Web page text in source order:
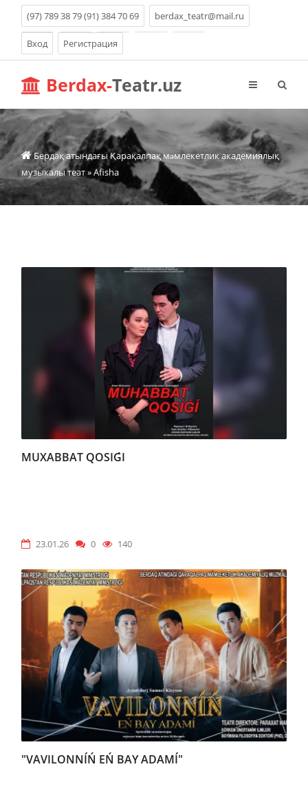
(97) 789 38 79 (91) 384 70 69 berdax_teatr@mail.ru
Вход Регистрация
Berdax-Teatr.uz
Бердақ атындағы Қарақалпақ мəмлекетлик академиялық
музыкалы теат» Аfisha
MUXABBAT QOSIǴI
23.01.26 0 140
"VAVILONNÍŃ EŃ BAY ADAMÍ"